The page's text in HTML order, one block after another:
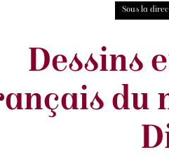
Sous la
Dessins
du